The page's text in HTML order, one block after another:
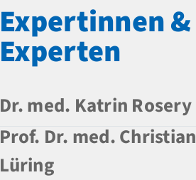
Expertinnen &
Experten
Dr. med. Katrin Rosery
Prof. Dr. med. Christian
Lüring